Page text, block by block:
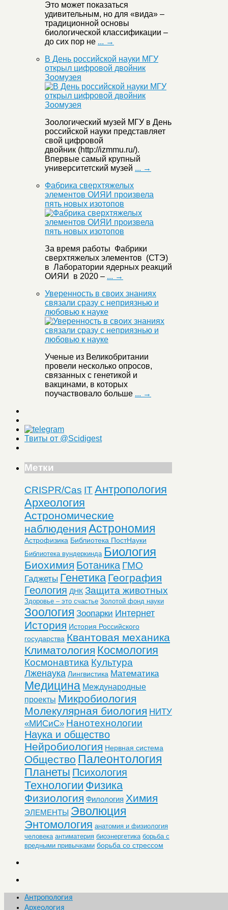
Это может показаться
удивительным, но для «вида» –
традиционной основы
биологической классификации –
до сих пор не ... →
В День российской науки МГУ
открыл цифровой двойник
Зоомузея
Зоологический музей МГУ в День
российской науки представляет
свой цифровой
двойник (http://izmmu.ru/).
Впервые самый крупный
университетский музей ... →
Фабрика сверхтяжелых
элементов ОИЯИ произвела
пять новых изотопов
За время работы Фабрики
сверхтяжелых элементов (СТЭ)
в Лаборатории ядерных реакций
ОИЯИ в 2020 – ... →
Уверенность в своих знаниях
связали сразу с неприязнью и
любовью к науке
Ученые из Великобритании
провели несколько опросов,
связанных с генетикой и
вакцинами, в которых
поучаствовало больше ... →
Твиты от @Scidigest
Метки
CRISPR/Cas ITАнтропология
Археология
Астрономические
наблюдения Астрономия
Астрофизика Библиотека ПостНауки
Библиотека вундеркинда Биология
Биохимия Ботаника ГМО
Гаджеты Генетика География
Геология ДНК Защита животных
Здоровье – это счастье Золотой фонд науки
Зоология Зоопарки Интернет
История История Российского
государства Квантовая механика
Климатология Космология
Космонавтика Культура
Лженаука Лингвистика Математика
Медицина Международные
проекты Микробиология
Молекулярная биология НИТУ
«МИСиС» Нанотехнологии
Наука и общество
Нейробиология Нервная система
Общество Палеонтология
Планеты Психология
Технологии Физика
Физиология Филология Химия
ЭЛЕМЕНТЫ Эволюция
Энтомология анатомия и физиология
человека антиматерия биоэнергетика борьба с
вредными привычками борьба со стрессом
Антропология
Археология